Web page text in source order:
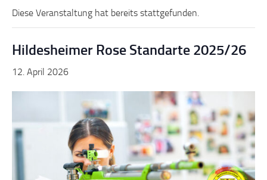
Diese Veranstaltung hat bereits stattgefunden.
Hildesheimer Rose Standarte 2025/26
12. April 2026